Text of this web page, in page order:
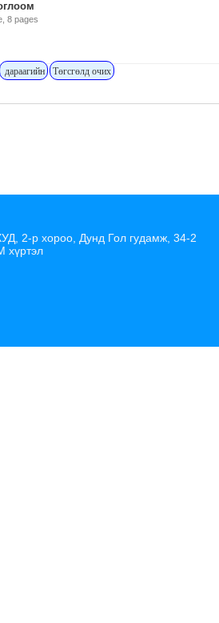
8 pages
дараагийн Төгсгөлд очих
2-р хороо, Дунд Гол гудамж, 34-2
хүртэл